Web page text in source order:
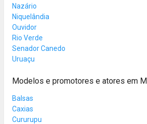
Nazário
Niquelândia
Ouvidor
Rio Verde
Senador Canedo
Uruaçu
Modelos e promotores e atores em
Balsas
Caxias
Cururupu